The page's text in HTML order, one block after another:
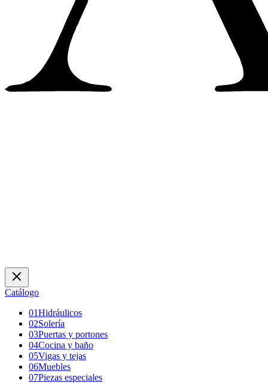
Catálogo
01Hidráulicos
02Solería
03Puertas y portones
04Cocina y baño
05Vigas y tejas
06Muebles
07Piezas especiales